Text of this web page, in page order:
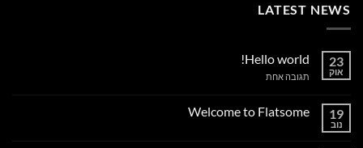
LATEST NEWS
23
אוק
Hello world!
תגובה אחתעל
19
נוב
Welcome to Flatsome